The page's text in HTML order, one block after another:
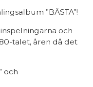
”BÄSTA”!
och
talet, åren då det
och